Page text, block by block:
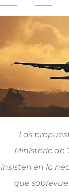
Las
Ministerio de
insisten en la
que